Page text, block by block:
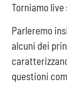
Torniamo live
Parleremo
alcuni dei
questioni